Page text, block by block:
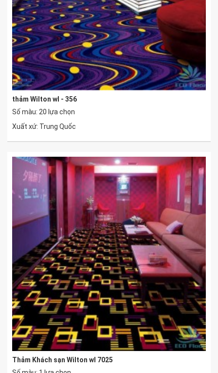
thảm Wilton wl - 356
Số màu: 20 lựa chọn
Xuất xứ: Trung Quốc
Thảm Khách sạn Wilton wl 7025